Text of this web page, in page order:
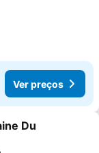
Ver preços
favoritos
Du